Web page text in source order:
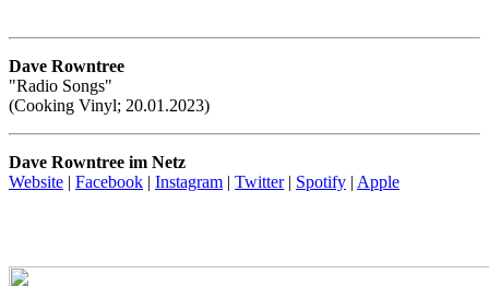
Dave Rowntree
"Radio Songs"
(Cooking Vinyl; 20.01.2023)
Dave Rowntree im Netz
Website | Facebook | Instagram | Twitter| Spotify | Apple